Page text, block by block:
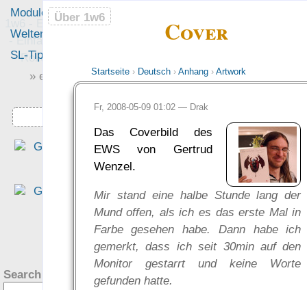
1w6 - Ein Würfel System
- Einfach saubere, freie
Rollenspiel-Regeln
Cover
Startseite› Deutsch› Anhang› Artwork
Fr, 2008-05-09 01:02 — Drak
Das Coverbild des
EWS von Gertrud
Wenzel.
Mir stand eine halbe Stunde lang der
Mund offen, als ich es das erste Mal in
Farbe gesehen habe. Dann habe ich
gemerkt, dass ich seit 30min auf den
Monitor gestarrt und keine Worte
gefunden hatte.
Über 1w6
Module
Welten
SL-Tipps
» einfach saubere «
» Regeln «
Über 1w6
?
Search this site:
„Das Regelwerk
Träume zu diesem
[eigene
sollte… auf
Hintergründe und
anwendbar sein…
und überschaubare
bieten… [und] frei sein…
wer hätte das gedacht,